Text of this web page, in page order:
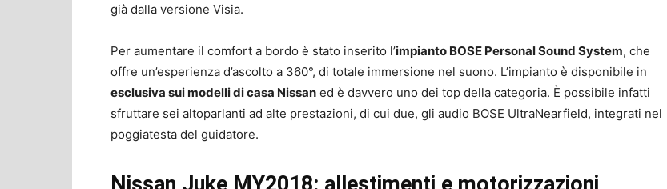
già dalla versione Visia.
Per aumentare il comfort a bordo è stato inserito l’impianto BOSE Personal Sound System, che
offre un’esperienza d’ascolto a 360°, di totale immersione nel suono. L’impianto è disponibile in
esclusiva sui modelli di casa Nissan ed è davvero uno dei top della categoria. È possibile infatti
sfruttare sei altoparlanti ad alte prestazioni, di cui due, gli audio BOSE UltraNearfield, integrati nel
poggiatesta del guidatore.
Nissan Juke MY2018: allestimenti e motorizzazioni